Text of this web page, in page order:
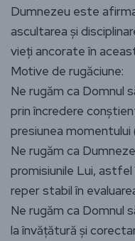
Dumnezeu este
ascultarea și
vieți ancorate în
Motive de rugăciune:
Ne rugăm ca Domnul
prin încredere
presiunea
Ne rugăm ca
promisiunile Lui,
reper stabil în
Ne rugăm ca Domnul
la învățătură și